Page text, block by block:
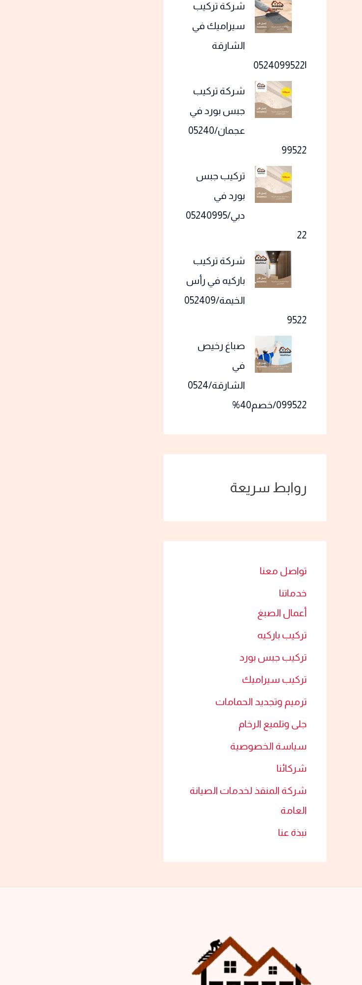
شركة تركيب
سيراميك في
الشارقة
شركة تركيب
جبس بورد في
عجمان/05240
99522
تركيب جبس
بورد في
دبي/05240995
22
شركة تركيب
باركيه في رأس
الخيمة/052409
9522
صباغ رخيص
في
الشارقة/0524
099522/خصم40%
روابط سريعة
تواصل معنا
خدماتنا
أعمال الصبغ​
تركيب باركيه
تركيب جبس بورد​
تركيب سيراميك​
ترميم وتجديد الحمامات​
جلى وتلميع الرخام​
سياسة الخصوصية
شركائنا
شركة المنقذ لخدمات الصيانة
العامة
نبذة عنا